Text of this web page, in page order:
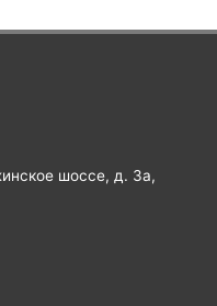
шоссе, д. 3а,